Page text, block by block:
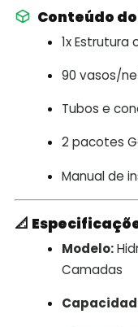
Conteúdo
1x
90 vasos/
Tubos e
2 pacotes
Manual de
📐
Modelo:
Camadas